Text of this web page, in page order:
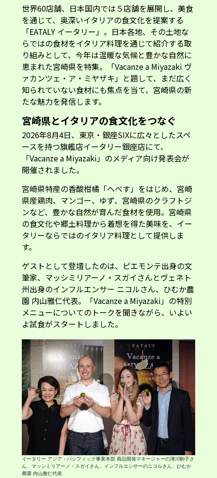
世界60店舗、日本国内では５店舗を展開し、美食
を通じて、奥深いイタリアの食文化を提案する
「EATALY イータリー」。日本各地、その土地な
らではの食材をイタリア料理を通じて紹介する取
り組みとして、今年は温暖な気候と豊かな自然に
恵まれた宮崎県を特集。「Vacanze a Miyazaki ヴ
ァカンツェ・ア・ミヤザキ」と題して、まだ広く
知られていない食材にも焦点を当て、宮崎県の新
たな魅力を発信します。
宮崎県とイタリアの食文化をつなぐ
2026年8月4日、東京・銀座SIXに広々としたスペ
ースを持つ旗艦店イータリー銀座店にて、
「Vacanze a Miyazaki」のメディア向け発表会が
開催されました。
宮崎県特産の香酸柑橘「へべす」をはじめ、宮崎
県産鶏肉、マンゴー、ゆず、宮崎県のクラフトジ
ンなど、豊かな自然が育んだ食材を使用。宮崎県
の食文化や郷土料理から着想を得た美味を、イー
タリーならではのイタリア料理として提供しま
す。
ゲストとして登壇したのは、ピエモンテ出身の文
筆家、マッシミリアーノ・スガイさんとヴェネト
州出身のインフルエンサー ニコルさん、ひむか農
園 内山雅仁代表。「Vacanze a Miyazaki」の特別
メニューについてのトークを聞きながら、いよい
よ試食がスタートしました。
イータリー アジア・パシフィック事業本部 商品開発マネージャーの渾川駒子さ
ん、マッシミリアーノ・スガイさん、インフルエンサーのニコルさん、ひむか
農園 内山雅仁代表